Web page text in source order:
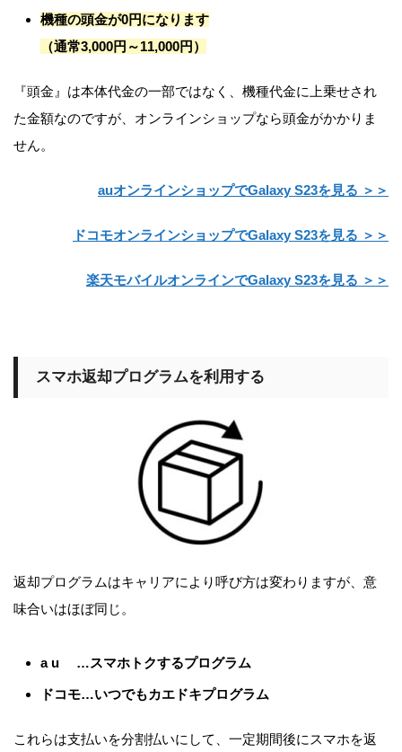
機種の頭金が0円になります
（通常3,000円～11,000円）
『頭金』は本体代金の一部ではなく、機種代金に上乗せされ
た金額なのですが、オンラインショップなら頭金がかかりま
せん。
auオンラインショップでGalaxy S23を見る ＞＞
ドコモオンラインショップでGalaxy S23を見る ＞＞
楽天モバイルオンラインでGalaxy S23を見る ＞＞
スマホ返却プログラムを利用する
返却プログラムはキャリアにより呼び方は変わりますが、意
味合いはほぼ同じ。
a u …スマホトクするプログラム
ドコモ…いつでもカエドキプログラム
これらは支払いを分割払いにして、一定期間後にスマホを返